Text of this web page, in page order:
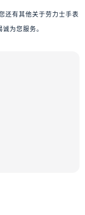
还有其他关于劳力士手表
为您服务。